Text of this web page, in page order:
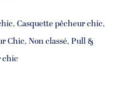
, Casquette pêcheur chic,
Chic, Non classé, Pull &
chic